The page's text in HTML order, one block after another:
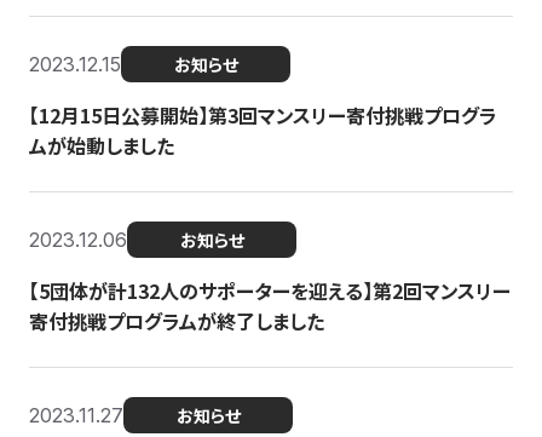
2023.12.15 お知らせ
【12月15日公募開始】第3回マンスリー寄付挑戦プログラ
ムが始動しました
2023.12.06 お知らせ
【5団体が計132人のサポーターを迎える】第2回マンスリー
寄付挑戦プログラムが終了しました
2023.11.27 お知らせ